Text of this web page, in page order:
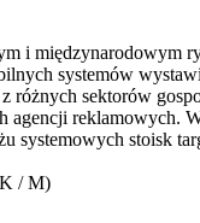
i międzynarodowym
systemów
różnych sektorów
agencji reklamowych.
systemowych stoisk
/ M)